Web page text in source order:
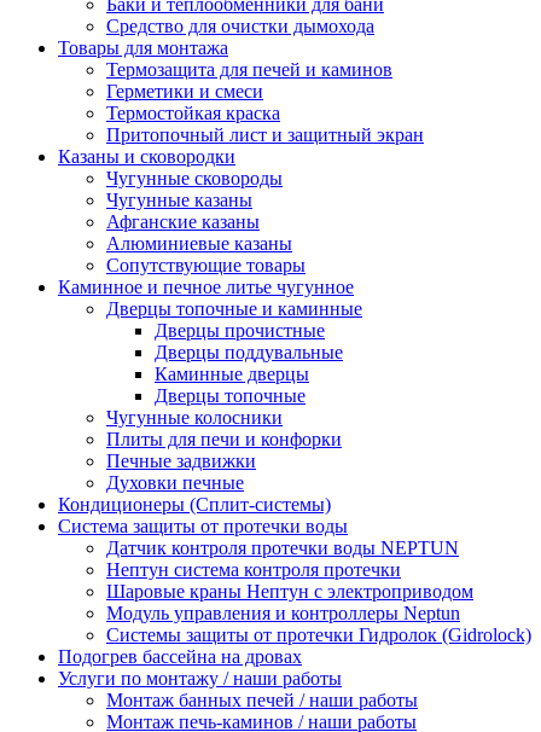
Баки и теплообменники для бани
Средство для очистки дымохода
Товары для монтажа
Термозащита для печей и каминов
Герметики и смеси
Термостойкая краска
Притопочный лист и защитный экран
Казаны и сковородки
Чугунные сковороды
Чугунные казаны
Афганские казаны
Алюминиевые казаны
Сопутствующие товары
Каминное и печное литье чугунное
Дверцы топочные и каминные
Дверцы прочистные
Дверцы поддувальные
Каминные дверцы
Дверцы топочные
Чугунные колосники
Плиты для печи и конфорки
Печные задвижки
Духовки печные
Кондиционеры (Сплит-системы)
Система защиты от протечки воды
Датчик контроля протечки воды NEPTUN
Нептун система контроля протечки
Шаровые краны Нептун с электроприводом
Модуль управления и контроллеры Neptun
Системы защиты от протечки Гидролок (Gidrolock)
Подогрев бассейна на дровах
Услуги по монтажу / наши работы
Монтаж банных печей / наши работы
Монтаж печь-каминов / наши работы